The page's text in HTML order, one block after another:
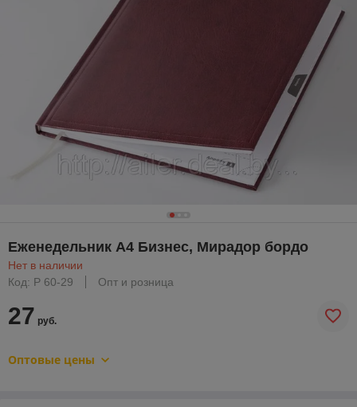
Еженедельник А4 Бизнес, Мирадор бордо
Нет в наличии
Код: Р 60-29
Опт и розница
27 руб.
Оптовые цены